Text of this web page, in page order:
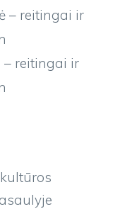
– reitingai ir
– reitingai ir